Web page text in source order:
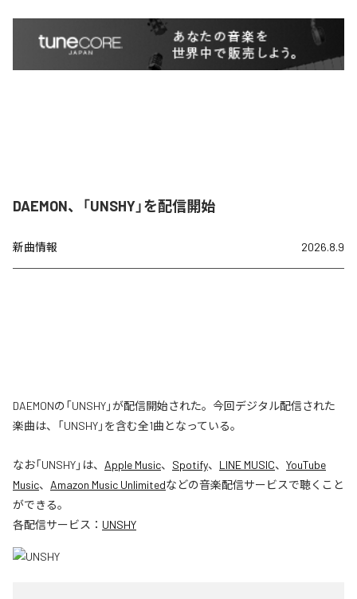
DAEMON、「UNSHY」を配信開始
新曲情報 2026.8.9
DAEMONの「UNSHY」が配信開始された。今回デジタル配信された
楽曲は、「UNSHY」を含む全1曲となっている。
なお「UNSHY」は、 Apple Music、 Spotify、 LINE MUSIC、 YouTube
Music、 Amazon Music Unlimitedなどの音楽配信サービスで聴くこと
ができる。
各配信サービス： UNSHY